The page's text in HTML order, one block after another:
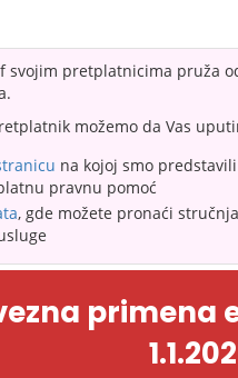
svojim pretplatnicima pruža
možemo da Vas
na kojoj smo
pravnu pomoć
, gde možete pronaći
primena